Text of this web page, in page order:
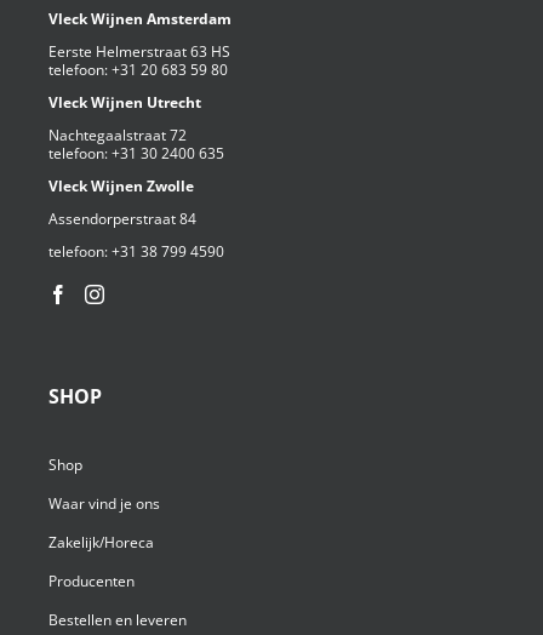
Vleck Wijnen Amsterdam
Eerste Helmerstraat 63 HS
telefoon:+31 20 683 59 80
Vleck Wijnen Utrecht
Nachtegaalstraat 72
telefoon:+31 30 2400 635
Vleck Wijnen Zwolle
Assendorperstraat 84
telefoon:+31 38 799 4590⁩
SHOP
Shop
Waar vind je ons
Zakelijk/Horeca
Producenten
Bestellen en leveren